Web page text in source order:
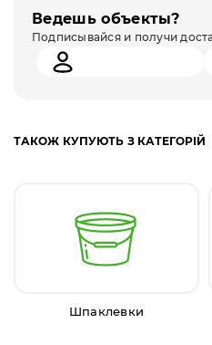
Ведешь объекты?
Подписывайся и получи
ТАКОЖ КУПУЮТЬ З КАТЕГОРІЙ
Шпаклевки